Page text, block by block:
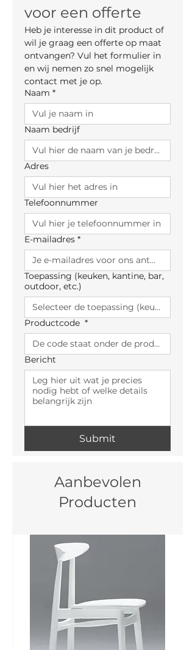
voor een offerte
Heb je interesse in dit product of
wil je graag een offerte op maat
ontvangen? Vul het formulier in
en wij nemen zo snel mogelijk
contact met je op.
Naam *
Naam bedrijf
Adres
Telefoonnummer
E-mailadres *
Toepassing (keuken, kantine, bar,
outdoor, etc.)
Productcode *
Bericht
Submit
Aanbevolen
Producten